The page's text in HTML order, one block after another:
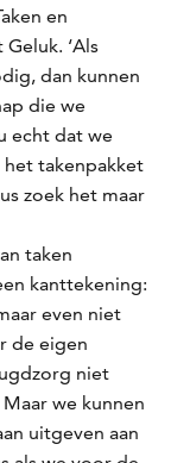
en
‘Als
dan kunnen
die we
echt dat we
takenpakket
zoek het maar
taken
kanttekening:
even niet
de eigen
niet
we kunnen
uitgeven aan